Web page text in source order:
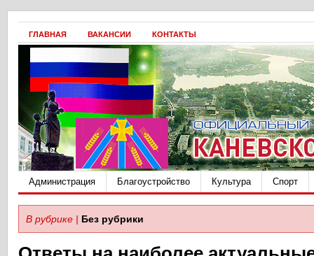
ГЛАВНАЯ ВАКАНСИИ КОНТАКТЫ
Администрация Благоустройство Культура Спорт
В рубрике | Без рубрики